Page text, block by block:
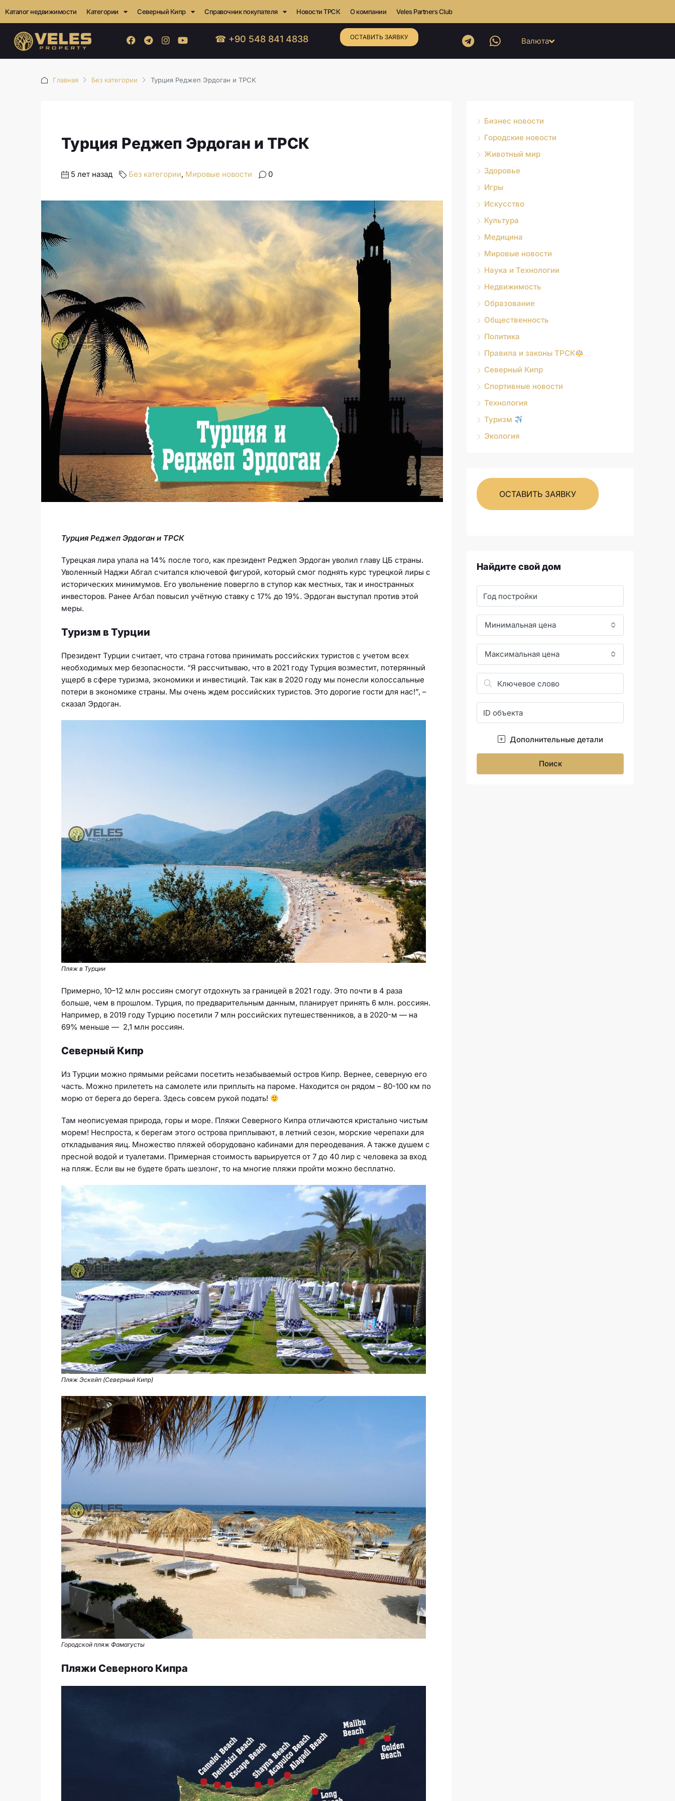
Каталог недвижимости Категории Северный Кипр Справочник покупателя Новости ТРСК О компании Veles Partners Club
☎ +90 548 841 4838 ОСТАВИТЬ ЗАЯВКУ Валюта
Главная Без категории Турция Реджеп Эрдоган и ТРСК
Турция Реджеп Эрдоган и ТРСК
5 лет назад Без категории, Мировые новости 0
Турция Реджеп Эрдоган и ТРСК
Турецкая лира упала на 14% после того, как президент Реджеп Эрдоган уволил главу ЦБ страны.
Уволенный Наджи Абгал считался ключевой фигурой, который смог поднять курс турецкой лиры с
исторических минимумов. Его увольнение повергло в ступор как местных, так и иностранных
инвесторов. Ранее Агбал повысил учётную ставку с 17% до 19%. Эрдоган выступал против этой
меры.
Туризм в Турции
Президент Турции считает, что страна готова принимать российских туристов с учетом всех
необходимых мер безопасности. “Я рассчитываю, что в 2021 году Турция возместит, потерянный
ущерб в сфере туризма, экономики и инвестиций. Так как в 2020 году мы понесли колоссальные
потери в экономике страны. Мы очень ждем российских туристов. Это дорогие гости для нас!”, –
сказал Эрдоган.
Пляж в Турции
Примерно, 10–12 млн россиян смогут отдохнуть за границей в 2021 году. Это почти в 4 раза
больше, чем в прошлом. Турция, по предварительным данным, планирует принять 6 млн. россиян.
Например, в 2019 году Турцию посетили 7 млн российских путешественников, а в 2020-м — на
69% меньше — 2,1 млн россиян.
Северный Кипр
Из Турции можно прямыми рейсами посетить незабываемый остров Кипр. Вернее, северную его
часть. Можно прилететь на самолете или приплыть на пароме. Находится он рядом – 80-100 км по
морю от берега до берега. Здесь совсем рукой подать!
Там неописуемая природа, горы и море. Пляжи Северного Кипра отличаются кристально чистым
морем! Неспроста, к берегам этого острова приплывают, в летний сезон, морские черепахи для
откладывания яиц. Множество пляжей оборудовано кабинами для переодевания. А также душем с
пресной водой и туалетами. Примерная стоимость варьируется от 7 до 40 лир с человека за вход
на пляж. Если вы не будете брать шезлонг, то на многие пляжи пройти можно бесплатно.
Пляж Эскейп (Северный Кипр)
Городской пляж Фамагусты
Пляжи Северного Кипра
Бизнес новости
Городские новости
Животный мир
Здоровье
Игры
Искусство
Культура
Медицина
Мировые новости
Наука и Технологии
Недвижимость
Образование
Общественность
Политика
Правила и законы ТРСК
Северный Кипр
Спортивные новости
Технология
Туризм
Экология
ОСТАВИТЬ ЗАЯВКУ
Найдите свой дом
Минимальная цена
Максимальная цена
Дополнительные детали
Поиск